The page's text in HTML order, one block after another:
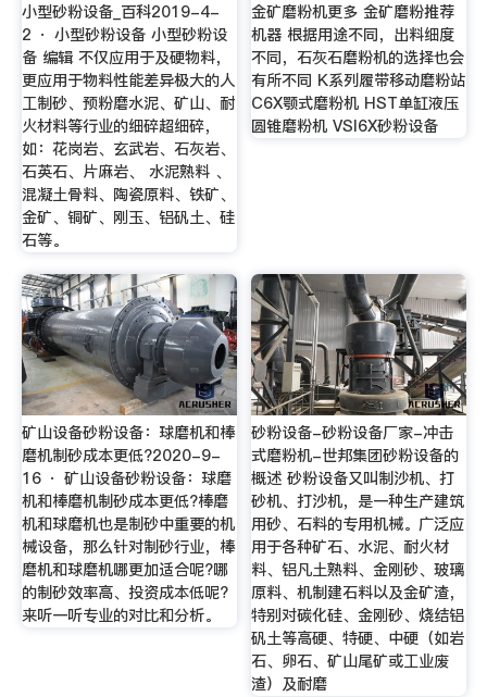
小型砂粉设备_百科2019-4-
2 · 小型砂粉设备 小型砂粉设
备 编辑 不仅应用于及硬物料，
更应用于物料性能差异极大的人
工制砂、预粉磨水泥、矿山、耐
火材料等行业的细碎超细碎，
如：花岗岩、玄武岩、石灰岩、
石英石、片麻岩、 水泥熟料 、
混凝土骨料、陶瓷原料、铁矿、
金矿、铜矿、刚玉、铝矾土、硅
石等。
金矿磨粉机更多 金矿磨粉推荐
机器 根据用途不同，出料细度
不同，石灰石磨粉机的选择也会
有所不同 K系列履带移动磨粉站
C6X颚式磨粉机 HST单缸液压
圆锥磨粉机 VSI6X砂粉设备
矿山设备砂粉设备：球磨机和棒
磨机制砂成本更低?2020-9-
16 · 矿山设备砂粉设备：球磨
机和棒磨机制砂成本更低?棒磨
机和球磨机也是制砂中重要的机
械设备，那么针对制砂行业，棒
磨机和球磨机哪更加适合呢?哪
的制砂效率高、投资成本低呢?
来听一听专业的对比和分析。
砂粉设备-砂粉设备厂家-冲击
式磨粉机-世邦集团砂粉设备的
概述 砂粉设备又叫制沙机、打
砂机、打沙机，是一种生产建筑
用砂、石料的专用机械。广泛应
用于各种矿石、水泥、耐火材
料、铝凡土熟料、金刚砂、玻璃
原料、机制建石料以及金矿渣，
特别对碳化硅、金刚砂、烧结铝
矾土等高硬、特硬、中硬（如岩
石、卵石、矿山尾矿或工业废
渣）及耐磨